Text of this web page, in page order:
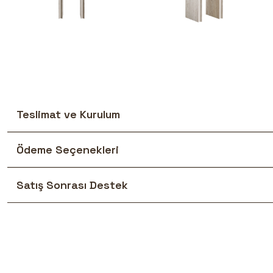
Teslimat ve Kurulum
Ödeme Seçenekleri
Satış Sonrası Destek